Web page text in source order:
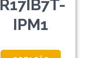
R17IB7T-
IPM1